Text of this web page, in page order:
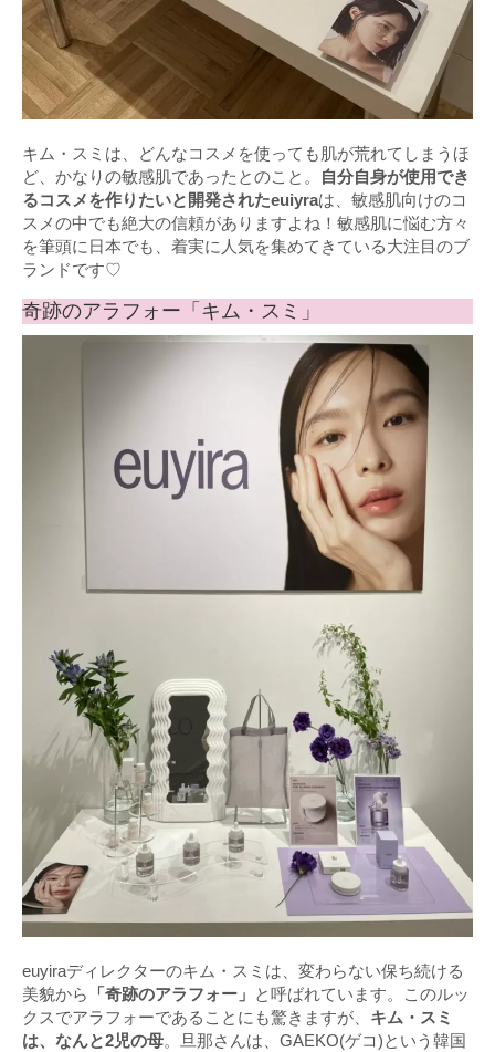
キム・スミは、どんなコスメを使っても肌が荒れてしまうほ
ど、かなりの敏感肌であったとのこと。
自分自身が使用でき
るコスメを作りたいと開発されたeuiyraは、敏感肌向けのコ
スメの中でも絶大の信頼がありますよね！敏感肌に悩む方々
を筆頭に日本でも、着実に人気を集めてきている大注目のブ
ランドです♡
奇跡のアラフォー「キム・スミ」
euyiraディレクターのキム・スミは、変わらない保ち続ける
美貌から
「奇跡のアラフォー」 と呼ばれています。このルッ
クスでアラフォーであることにも驚きますが、 キム・スミ
は、なんと2児の母。旦那さんは、GAEKO(ゲコ)という韓国